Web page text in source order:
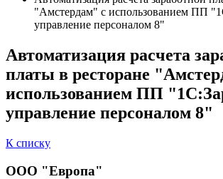
"Амстердам" с использованием ПП
управление персоналом 8"
Автоматизация расчета
платы в ресторане
использованием ПП
управление персоналом 8"
К списку
ООО "Европа"